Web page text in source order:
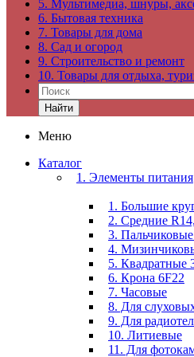
5. Мультимедиа, шнуры,
6. Бытовая техника
7. Товары для дома
8. Сад и огород
9. Строительство и ремонт
10. Товары для отдыха,
Найти
Меню
Каталог
1. Элементы питания
1. Большие
2. Средние
3.
4.
5. Квадратные
6. Крона 6F22
7. Часовые
8. Для
9. Для
10. Литиевые
11. Для